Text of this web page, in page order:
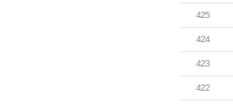
425
424
423
422